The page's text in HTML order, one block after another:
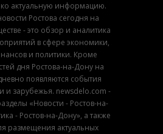
актуальную информацию.
Ростова сегодня на
- это обзор и аналитика
в сфере экономики,
и политики. Кроме
дня Ростова-на-Дону на
появляются события
и зарубежья. newsdelo.com -
«Новости - Ростов-на-
- Ростов-на-Дону», а также
размещения актуальных